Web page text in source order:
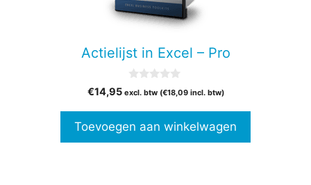
Actielijst in Excel – Pro
v
5
€14,95 excl. btw (€18,09incl. btw)
Toevoegen aan winkelwagen